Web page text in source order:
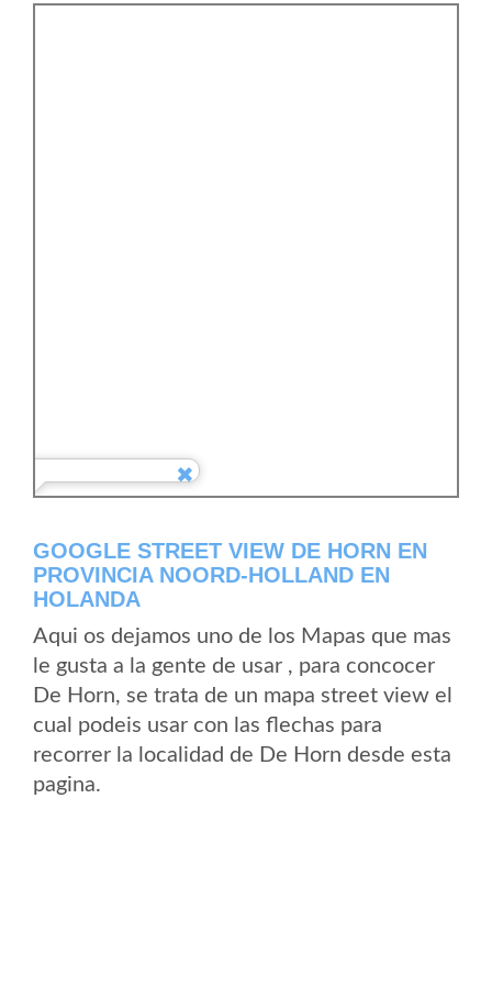
GOOGLE STREET VIEW DE HORN EN
PROVINCIA NOORD-HOLLAND EN
HOLANDA
Aqui os dejamos uno de los Mapas que mas
le gusta a la gente de usar , para concocer
De Horn, se trata de un mapa street view el
cual podeis usar con las flechas para
recorrer la localidad de De Horn desde esta
pagina.